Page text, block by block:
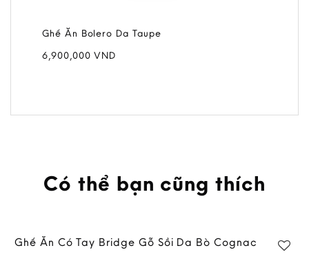
Ghế Ăn Bolero Da Taupe
6,900,000VND
Có thể bạn cũng thích
Ghế Ăn Có Tay Bridge Gỗ Sồi Da Bò Cognac